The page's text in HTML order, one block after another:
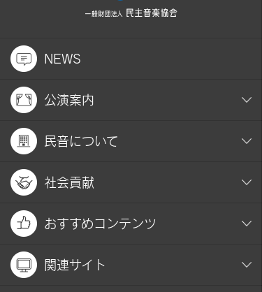
NEWS
公演案内
民音について
社会貢献
おすすめコンテンツ
関連サイト